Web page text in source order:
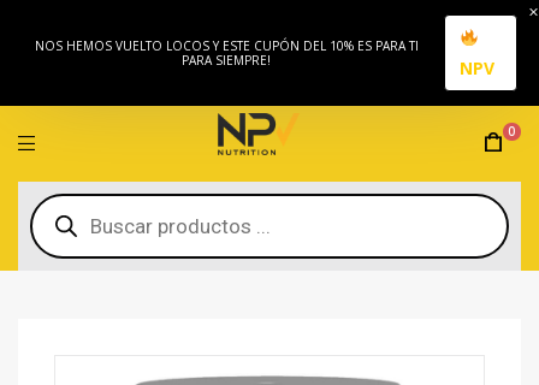
NOS HEMOS VUELTO LOCOS Y ESTE CUPÓN DEL 10% ES PARA TI
PARA SIEMPRE!
NPV
0